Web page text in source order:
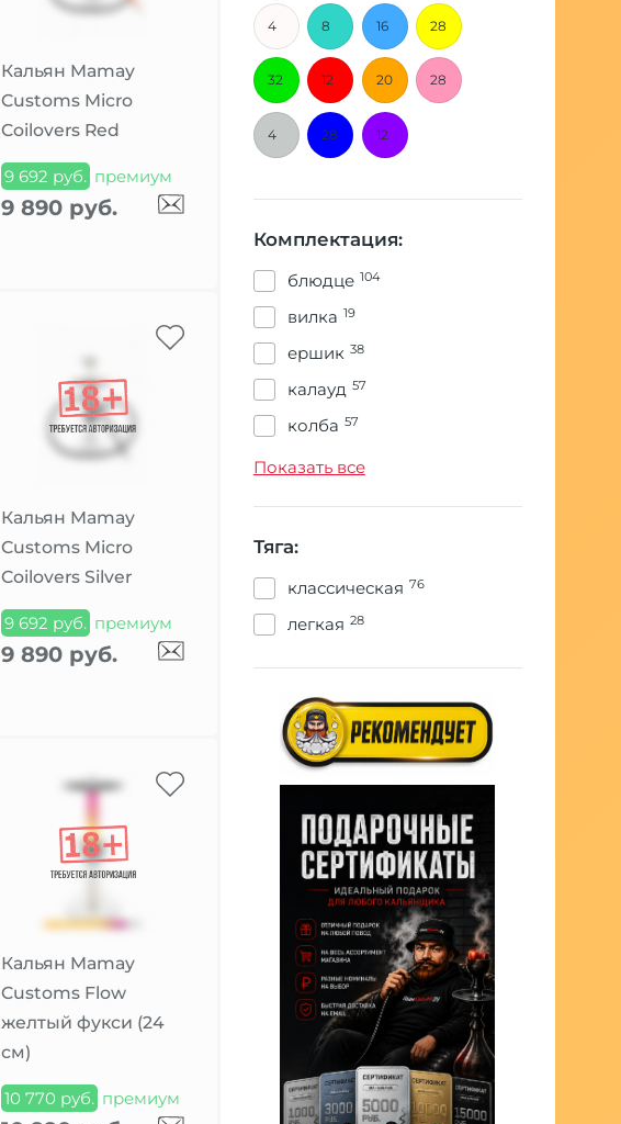
Кальян Mamay
Customs Micro
Coilovers Red
9 692 руб. премиум
9 890 руб.
Кальян Mamay
Customs Micro
Coilovers Silver
9 692 руб. премиум
9 890 руб.
Кальян Mamay
Customs Flow
желтый фукси (24
см)
10 770 руб. премиум
4 8 16 28
32 12 20 28
4 28 12
Комплектация:
блюдце 104
вилка 19
ершик 38
калауд 57
колба 57
колпак
уловитель сиропа 19
чаша 57
шахта 104
шланг 57
щипцы 57
Показать все
Тяга:
классическая 76
легкая 28